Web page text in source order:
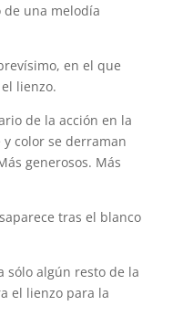
una melodía
en el que
lienzo.
de la acción en la
color se derraman
generosos. Más
tras el blanco
sólo algún resto de la
el lienzo para la